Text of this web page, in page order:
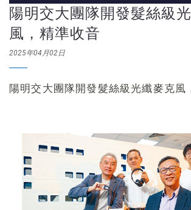
陽明交大團隊開發髮絲級
風，精準收音
2025年04月02日
陽明交大團隊開發髮絲級光纖麥克風